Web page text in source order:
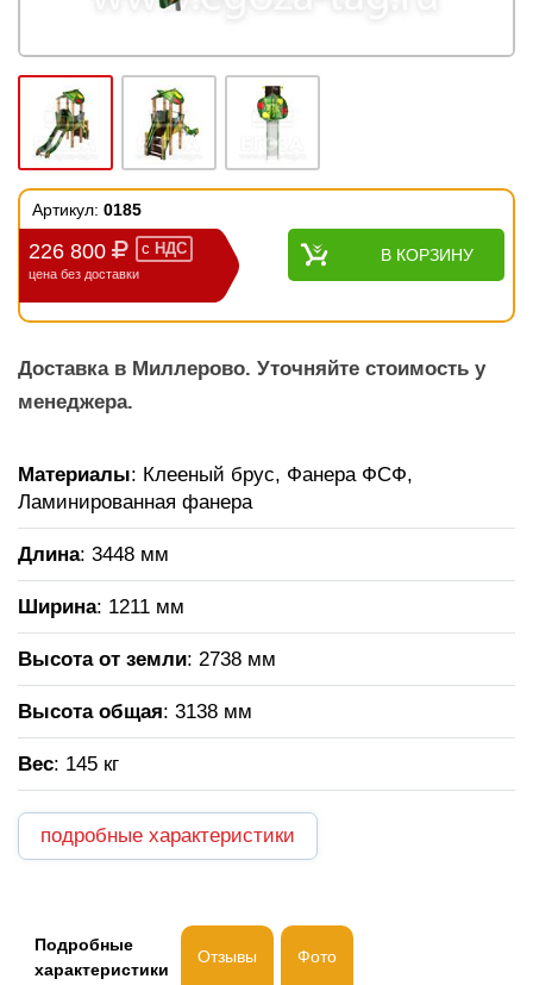
Артикул: 0185
226 800 с НДС
цена без доставки
В КОРЗИНУ
Доставка в Миллерово. Уточняйте стоимость у
менеджера.
Материалы: Клееный брус, Фанера ФСФ,
Ламинированная фанера
Длина: 3448 мм
Ширина: 1211 мм
Высота от земли: 2738 мм
Высота общая: 3138 мм
Вес: 145 кг
подробные характеристики
Подробные
характеристики
Отзывы Фото